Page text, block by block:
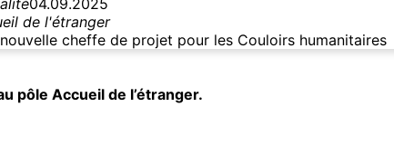
04.09.2025
de l'étranger
cheffe de projet pour les Couloirs humanitaires
pôle Accueil de l’étranger.